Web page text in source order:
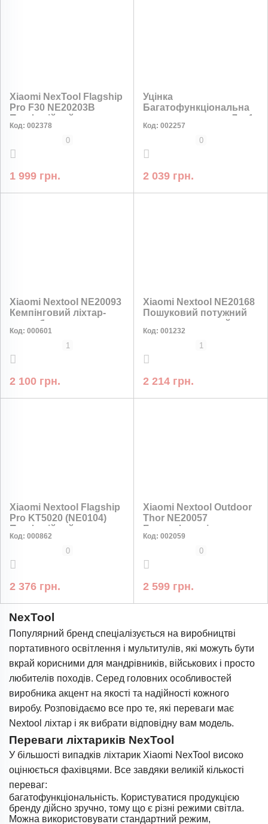
Xiaomi NexTool Flagship
Pro F30 NE20203B
Професійний
мультитул 16 в 1
Код: 002378
0
1 999 грн.
Уцінка
Багатофункціональна
лопата мультитул 7 в 1
Nextool Outdoor Thor
NE20057 (вітринний
зразок)
Код: 002257
0
2 039 грн.
Xiaomi Nextool NE20093
Кемпінговий ліхтар-
повербанк з ручкою
1800 лм, 13500 мАг, 150
Код: 000601
1
2 100 грн.
Xiaomi Nextool NE20168
Пошуковий потужний
водонепроникний
ліхтар 3600 лм, 10000
мАг, 120 годин, Type-C
Код: 001232
1
2 214 грн.
Xiaomi Nextool Flagship
Pro KT5020 (NE0104)
Професійний
мультитул 16 в 1
Код: 000862
0
2 376 грн.
Xiaomi Nextool Outdoor
Thor NE20057
Багатофункціональна
лопата-мультитул 7 в 1
Код: 002059
0
2 599 грн.
NexTool
Популярний бренд спеціалізується на виробництві
портативного освітлення і мультитулів, які можуть бути
вкрай корисними для мандрівників, військових і просто
любителів походів. Серед головних особливостей
виробника акцент на якості та надійності кожного
виробу. Розповідаємо все про те, які переваги має
Nextool ліхтар і як вибрати відповідну вам модель.
Переваги ліхтариків NexTool
У більшості випадків ліхтарик Xiaomi NexTool високо
оцінюється фахівцями. Все завдяки великій кількості
переваг:
багатофункціональність. Користуватися продукцією
бренду дійсно зручно, тому що є різні режими світла.
Можна використовувати стандартний режим,